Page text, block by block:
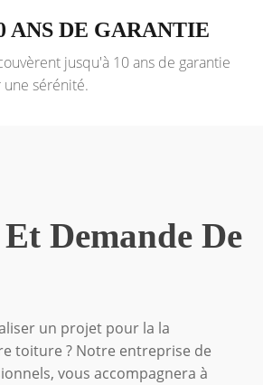
ANS DE GARANTIE
jusqu'à 10 ans de garantie
une sérénité.
Demande De
un projet pour la la
toiture ? Notre entreprise de
vous accompagnera à